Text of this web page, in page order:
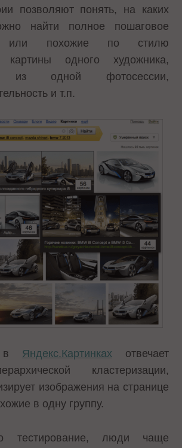
позволяют понять, на каких
найти полное пошаговое
или похожие по стилю
картины одного художника,
из одной фотосессии,
и т.п.
в Яндекс.Картинкахотвечает
кластеризации,
изображения на странице
в одну группу.
тестирование, люди чаще